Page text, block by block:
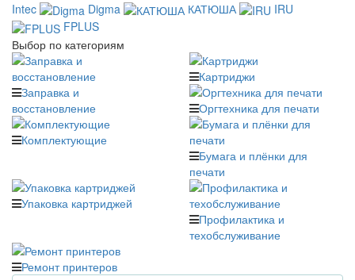
Intec
Digma КАТЮША
IRU
FPLUS
Выбор по категориям
Заправка и
восстановление
Картриджи
Оргтехника для печати
Комплектующие
Бумага и плёнки для
печати
Упаковка картриджей
Профилактика и
техобслуживание
Ремонт принтеров